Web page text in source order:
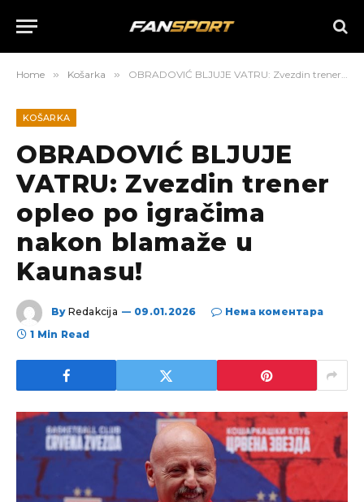
Home » Košarka » OBRADOVIĆ BLJUJE VATRU: Zvezdin trener opleo po igračima nakon blamaže u Kaunasu!
KOŠARKA
OBRADOVIĆ BLJUJE
VATRU: Zvezdin trener
opleo po igračima
nakon blamaže u
Kaunasu!
By Redakcija 09.01.2026
Нема коментара
1 Min Read